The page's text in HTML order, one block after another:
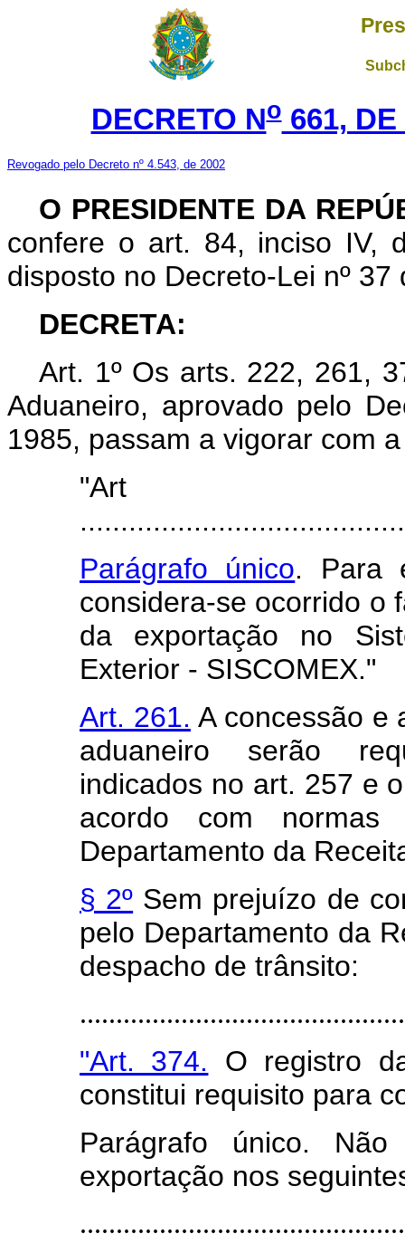
DECRETO No661, DE
Revogado pelo Decreto nº 4.543, de 2002
O PRESIDENTE DA
confere o art. 84, inciso IV,
disposto no Decreto-Lei nº
DECRETA:
Art. 1º Os arts. 222, 261,
Aduaneiro, aprovado pelo
1985, passam a vigorar com
"Art
Parágrafo único. Para
considera-se ocorrido o
da exportação no
Exterior - SISCOMEX."
Art. 261. A concessão e
aduaneiro serão
indicados no art. 257 e
acordo com normas
Departamento da
§ 2º Sem prejuízo de
pelo Departamento da
despacho de trânsito:
"Art. 374. O registro
constitui requisito para
Parágrafo único.
exportação nos